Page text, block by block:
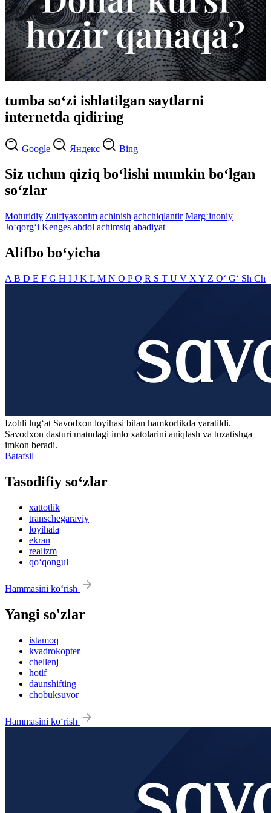
tumba so‘zi ishlatilgan saytlarni
internetda qidiring
Google Яндекс Bing
Siz uchun qiziq bo‘lishi mumkin bo‘lgan
so‘zlar
Moturidiy Zulfiyaxonim achinish achchiqlantir Marg‘inoniy
Jo‘qorg‘i Kenges abdol achimsiq abadiyat
Alifbo bo‘yicha
A B D E F G H I J K L M N O PQ R S T U V X Y Z O‘ G‘ Sh Ch
Izohli lugʻat Savodxon loyihasi bilan hamkorlikda yaratildi.
Savodxon dasturi matndagi imlo xatolarini aniqlash va tuzatishga
imkon beradi.
Batafsil
Tasodifiy so‘zlar
xattotlik
transchegaraviy
loyihala
ekran
realizm
qo‘qongul
Hammasini ko‘rish
Yangi so'zlar
istamoq
kvadrokopter
chellenj
hotif
daunshifting
chobuksuvor
Hammasini ko‘rish